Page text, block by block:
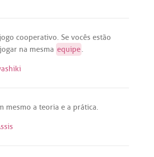
cooperativo. Se vocês estão
jogar na mesma equipe.
mesmo a teoria e a prática.